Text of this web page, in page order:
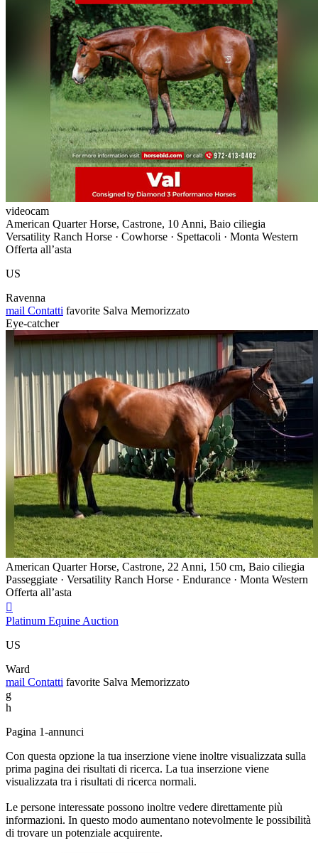
videocam
American Quarter Horse, Castrone, 10 Anni, Baio ciliegia
Versatility Ranch Horse · Cowhorse · Spettacoli · Monta Western
Offerta all’asta
US
Ravenna
mail Contatti favorite Salva Memorizzato
Eye-catcher
American Quarter Horse, Castrone, 22 Anni, 150 cm, Baio ciliegia
Passeggiate · Versatility Ranch Horse · Endurance · Monta Western
Offerta all’asta

Platinum Equine Auction
US
Ward
mail Contatti favorite Salva Memorizzato
g
h
Pagina 1-annunci
Con questa opzione la tua inserzione viene inoltre visualizzata sulla
prima pagina dei risultati di ricerca. La tua inserzione viene
visualizzata tra i risultati di ricerca normali.
Le persone interessate possono inoltre vedere direttamente più
informazioni. In questo modo aumentano notevolmente le possibilità
di trovare un potenziale acquirente.